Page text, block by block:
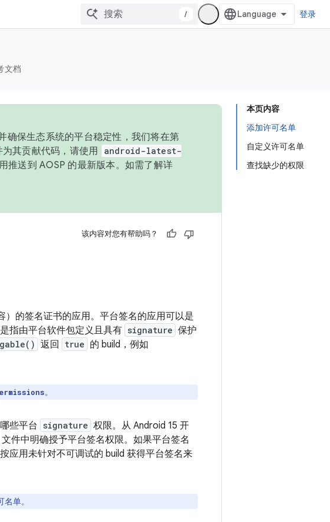
/ 登录
文档
本页内容
添加许可名单
自定义许可名单
查找缺少的权限
确保生态系统的平台稳定性，我们将在第
其贡献代码，请使用
android-latest-
推送到 AOSP 的最新版本。如需了解详
该内容对您有帮助吗？
）的签名证书的应用。平台签名的应用可以是
指由平台软件包定义且具有 signature 保护
返回 true 的 build，例如
。
些平台 signature 权限。从 Android 15 开
件中明确授予平台签名权限。如果平台签名
应用未针对不可调试的 build 获得平台签名来
单。